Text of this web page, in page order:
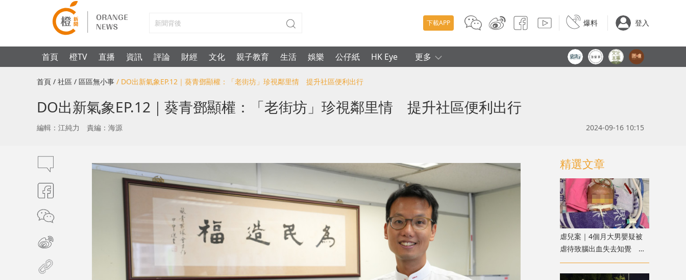
下載APP 爆料 登入
首頁 橙TV 直播 資訊 評論 財經 文化 親子教育 生活 娛樂 公仔紙 HK Eye 更多
首頁 / 社區 / 區區無小事 / DO出新氣象EP.12｜葵青鄧顯權：「老街坊」珍視鄰里情 提升社區便利出行
DO出新氣象EP.12｜葵青鄧顯權：「老街坊」珍視鄰里情 提升社區便利出行
編輯：江純力 責編：海源 2024-09-16 10:15
精選文章
虐兒案｜4個月大男嬰疑被
虐待致腦出血失去知覺 警
方拘兩名外傭